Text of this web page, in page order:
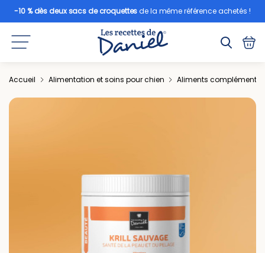
-10 % dès deux sacs de croquettesde la même référence achetés !
Accueil Alimentation et soins pour chien Aliments